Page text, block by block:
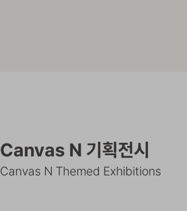
Canvas N 기획전시
Canvas N Themed Exhibitions